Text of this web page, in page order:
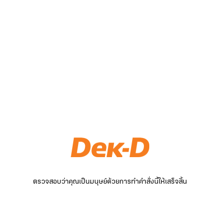
ตรวจสอบว่าคุณเป็นมนุษย์ด้วยการทำคำสั่งนี้ให้เสร็จสิ้น